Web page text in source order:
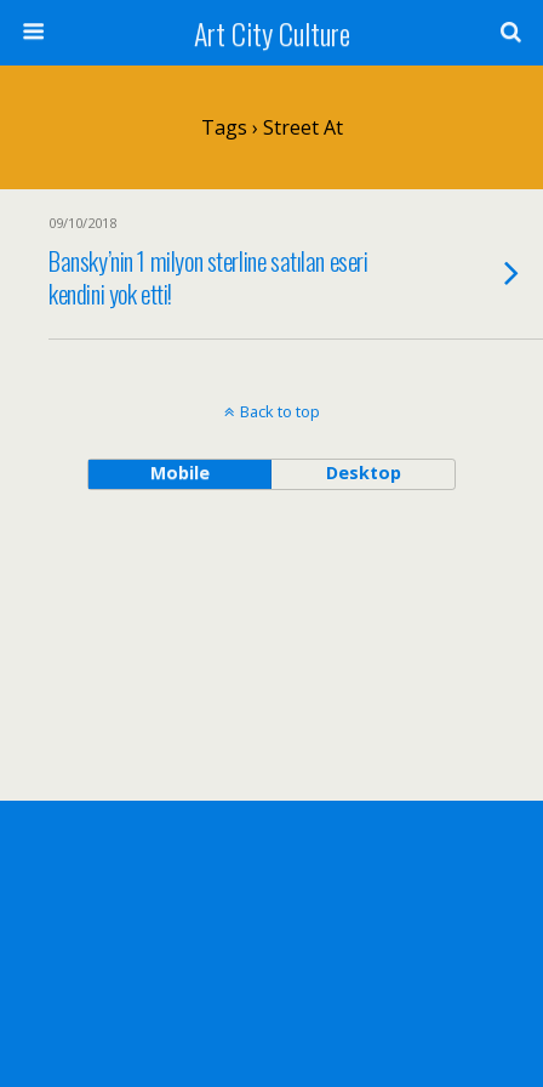
Art City Culture
Tags › Street At
09/10/2018
Bansky’nin 1 milyon sterline satılan eseri
kendini yok etti!
Back to top
Mobile Desktop